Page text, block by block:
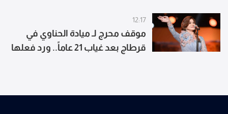
12:17
موقف محرج لـ ميادة الحناوي في
قرطاج بعد غياب 21 عاماً.. ورد فعلها